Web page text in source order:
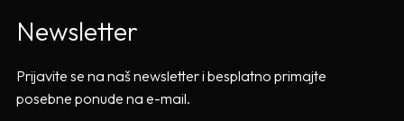
Newsletter
Prijavite se na naš newsletter i besplatno primajte
posebne ponude na e-mail.